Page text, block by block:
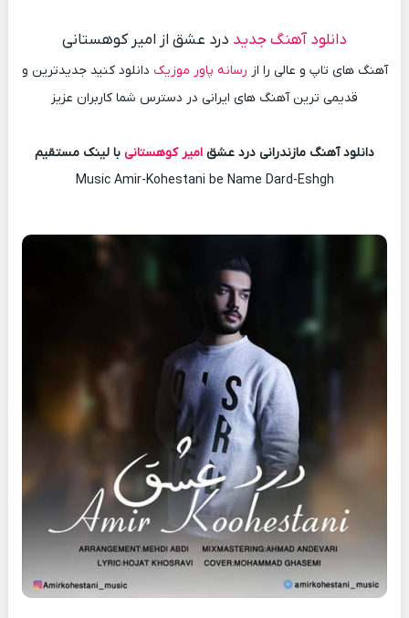
دانلود آهنگ جدید درد عشق از امیر کوهستانی
آهنگ های تاپ و عالی را از رسانه پاور موزیک دانلود کنید جدیدترین و
قدیمی ترین آهنگ های ایرانی در دسترس شما کاربران عزیز
دانلود آهنگ مازندرانی درد عشق امیر کوهستانی با لینک مستقیم
Music Amir-Kohestani be Name Dard-Eshgh